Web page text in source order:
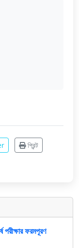
প্রিন্ট
পরীক্ষার ফরমপূরণ